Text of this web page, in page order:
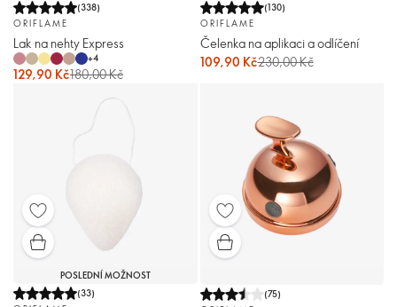
(338)
ORIFLAME
Lak na nehty Express
+4
129,90 Kč180,00 Kč
(130)
ORIFLAME
Čelenka na aplikaci a odlíčení
109,90 Kč230,00 Kč
POSLEDNÍ MOŽNOST
(33)
(75)